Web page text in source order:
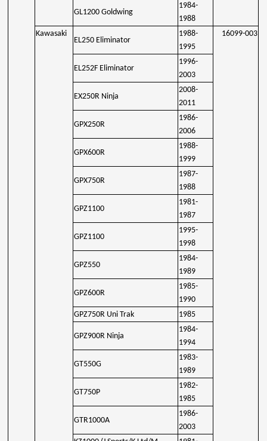
GL1200 Goldwing
1984-
1988
Kawasaki
EL250 Eliminator
1988-
1995
16099-003
EL252F Eliminator
1996-
2003
EX250R Ninja
2008-
2011
GPX250R
1986-
2006
GPX600R
1988-
1999
GPX750R
1987-
1988
GPZ1100
1981-
1987
GPZ1100
1995-
1998
GPZ550
1984-
1989
GPZ600R
1985-
1990
GPZ750R Uni Trak
1985
GPZ900R Ninja
1984-
1994
GT550G
1983-
1989
GT750P
1982-
1985
GTR1000A
1986-
2003